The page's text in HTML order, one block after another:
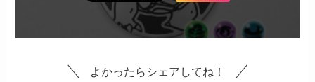
よかったらシェアしてね！